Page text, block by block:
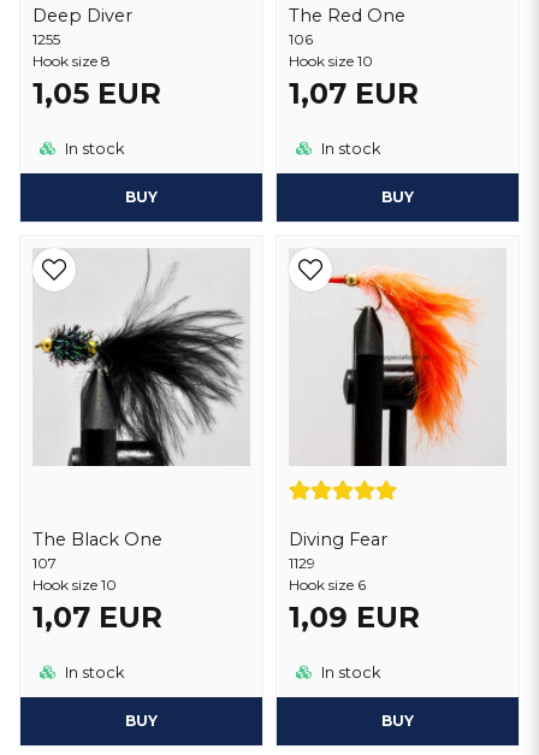
Deep Diver
1255
Hook size 8
1,05 EUR
In stock
BUY
The Red One
106
Hook size 10
1,07 EUR
In stock
BUY
The Black One
107
Hook size 10
1,07 EUR
In stock
BUY
Diving Fear
1129
Hook size 6
1,09 EUR
In stock
BUY